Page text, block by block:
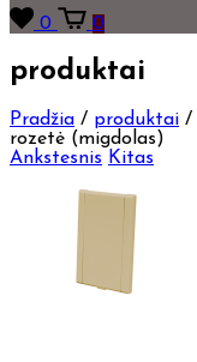
0 0
produktai
Pradžia / produktai /
rozetė (migdolas)
Ankstesnis Kitas